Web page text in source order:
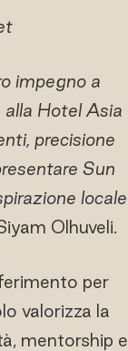
impegno a
alla Hotel Asia
precisione
Sun
locale
Olhuveli.
per
valorizza la
mentorship e